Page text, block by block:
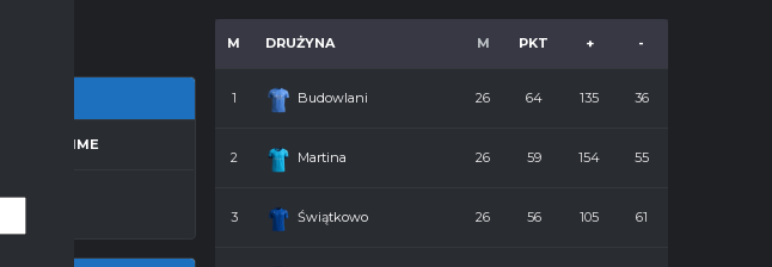
FULL TIME
30'
M DRUŻYNA M PKT + -
1 Budowlani 26 64 135 36
2 Martina 26 59 154 55
3 Świątkowo 26 56 105 61